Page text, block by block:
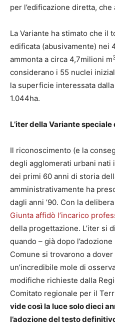
per l’edificazione diretta,
La Variante ha stimato che il
edificata (abusivamente) nei
ammonta a circa 4,7milioni m
considerano i 55 nuclei
la superficie interessata
1.044ha.
L’iter della Variante speciale
Il riconoscimento (e la
degli agglomerati urbani nati
dei primi 60 anni di storia
amministrativamente ha
dagli anni ’90. Con la
Giunta affidò l’incarico
della progettazione. L’iter si
quando – già dopo
Comune si trovarono a
un’incredibile mole di
modifiche richieste dalla
Comitato regionale per il
vide così la luce solo dieci
l’adozione del testo